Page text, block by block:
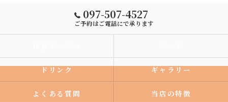
097-507-4527
ご予約はご電話にで承ります
ドリンク ギャラリー
よくある質問 当店の特徴